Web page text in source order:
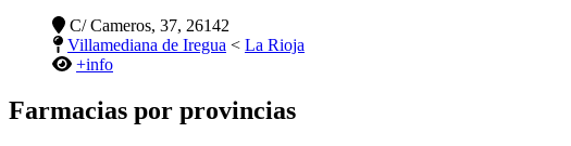
C/ Cameros, 37, 26142
Villamediana de Iregua < La Rioja
+info
Farmacias por provincias